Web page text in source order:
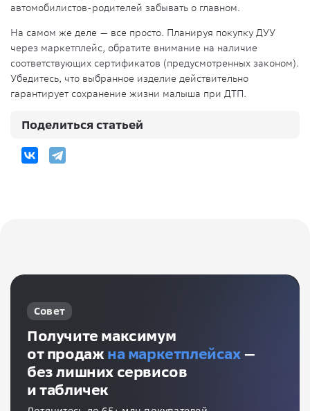
автомобилистов-родителей забывать о главном.
На самом же деле — все просто. Планируя покупку ДУУ
через маркетплейс, обратите внимание на наличие
соответствующих сертификатов (предусмотренных законом).
Убедитесь, что выбранное изделие действительно
гарантирует сохранение жизни малыша при ДТП.
Поделиться статьей
Совет
Получите максимум
от продаж на маркетплейсах—
без лишних сервисов
и табличек